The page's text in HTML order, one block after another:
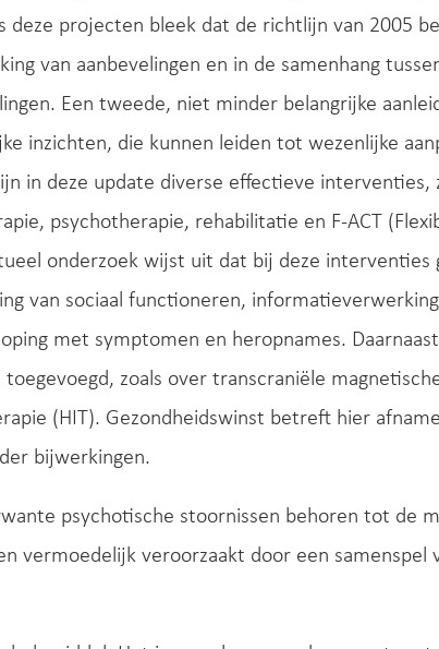
deze projecten bleek dat de richtlijn van 2005
van aanbevelingen en in de samenhang
Een tweede, niet minder belangrijke
inzichten, die kunnen leiden tot wezenlijke
in deze update diverse effectieve interventies,
psychotherapie, rehabilitatie en F-ACT
onderzoek wijst uit dat bij deze interventies
van sociaal functioneren,
met symptomen en heropnames.
zoals over transcraniële
(HIT). Gezondheidswinst betreft hier
bijwerkingen.
psychotische stoornissen behoren tot de
vermoedelijk veroorzaakt door een samenspel